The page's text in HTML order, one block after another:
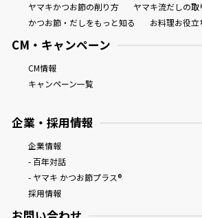
ヤマキかつお節の削り方
ヤマキ流だしの取
かつお節・だしをもっと知る
お料理お役立
CM・キャンペーン
CM情報
キャンペーン一覧
企業・採用情報
企業情報
- 百年対話
- ヤマキ かつお節プラス®
採用情報